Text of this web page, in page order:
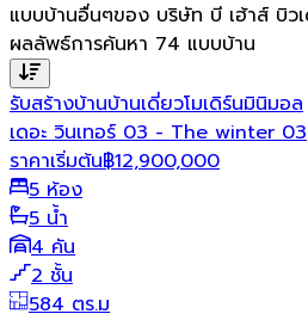
แบบบ้านอื่นๆของ บริษัท บี เฮ้าส์ บิว
ผลลัพธ์การค้นหา 74 แบบบ้าน
รับสร้างบ้านบ้านเดี่ยวโมเดิร์นมินิมอล
เดอะ วินเทอร์ 03 - The winter 03
ราคาเริ่มต้น฿12,900,000
5 ห้อง
5 น้ำ
4 คัน
2 ชั้น
584 ตร.ม